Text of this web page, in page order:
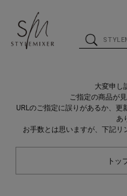
大変申し
ご指定の商品が
URLのご指定に誤りがあるか、
あ
お手数とは思いますが、下記リ
トッ